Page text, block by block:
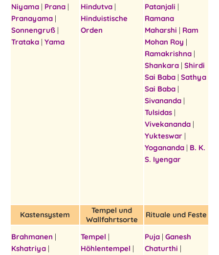
Niyama | Prana |
Pranayama |
Sonnengruß |
Trataka | Yama
Hindutva |
Hinduistische
Orden
Patanjali |
Ramana
Maharshi | Ram
Mohan Roy |
Ramakrishna |
Shankara | Shirdi
Sai Baba | Sathya
Sai Baba |
Sivananda |
Tulsidas |
Vivekananda |
Yukteswar |
Yogananda | B. K.
S. Iyengar
Kastensystem
Tempel und
Wallfahrtsorte
Rituale und Feste
Brahmanen |
Kshatriya |
Tempel |
Höhlentempel |
Puja | Ganesh
Chaturthi |